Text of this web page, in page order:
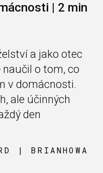
| 2 min
a jako otec
o tom, co
v domácnosti.
ale účinných
den
| BRIANHOWA